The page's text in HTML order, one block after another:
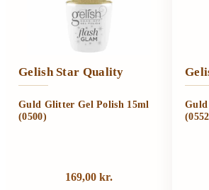
Gelish Star Quality
Guld Glitter Gel Polish 15ml
(0500)
169,00 kr.
Guld